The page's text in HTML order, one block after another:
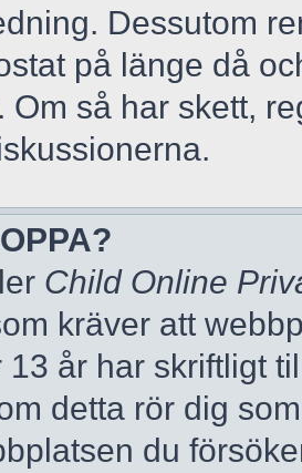
Dessutom
på länge då
Om så har skett,
Child Online
kräver att
13 år har skriftligt
detta rör dig
du